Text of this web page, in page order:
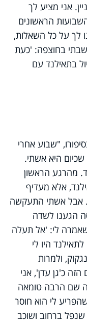
אני מציע לך
הראשונים
לך על כל השאלות,
בחוצפה: 'כעת
בתאילנד עם
"שבוע אחרי
היא אשתי.
מהרגע הראשון
אלא מעדיף
אבל אשתי התעקשה
הגענו לשדה
לי: 'אל תעלה
היו לי
ולמרות
כ'גן עדן', אני
שם הרבה טומאה
לי הוא חוסר
ברחוב ושוכב